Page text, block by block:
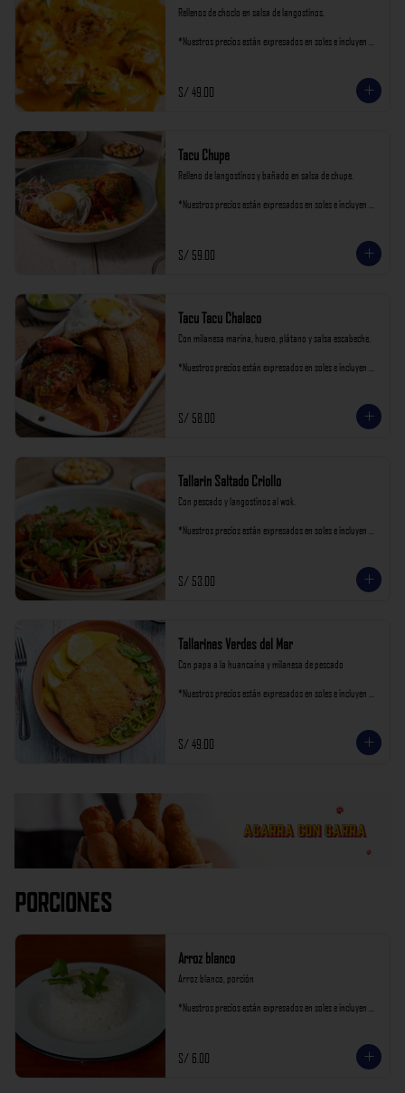
Rellenos de choclo en salsa de langostinos.
*Nuestros precios están expresados en soles e incluyen
S/ 49.00
Tacu Chupe
Relleno de langostinos y bañado en salsa de chupe.
*Nuestros precios están expresados en soles e incluyen
S/ 59.00
Tacu Tacu Chalaco
Con milanesa marina, huevo, plátano y salsa escabeche.
*Nuestros precios están expresados en soles e incluyen
S/ 58.00
Tallarin Saltado Criollo
Con pescado y langostinos al wok.
*Nuestros precios están expresados en soles e incluyen
S/ 53.00
Tallarines Verdes del Mar
Con papa a la huancaína y milanesa de pescado
*Nuestros precios están expresados en soles e incluyen
S/ 49.00
Porciones
Arroz blanco
Arroz blanco, porción
*Nuestros precios están expresados en soles e incluyen
S/ 6.00